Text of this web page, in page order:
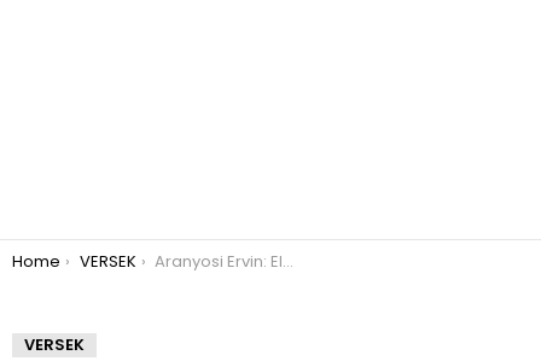
You are here:
Home VERSEK Aranyosi Ervin: Eladó a mosoly
VERSEK